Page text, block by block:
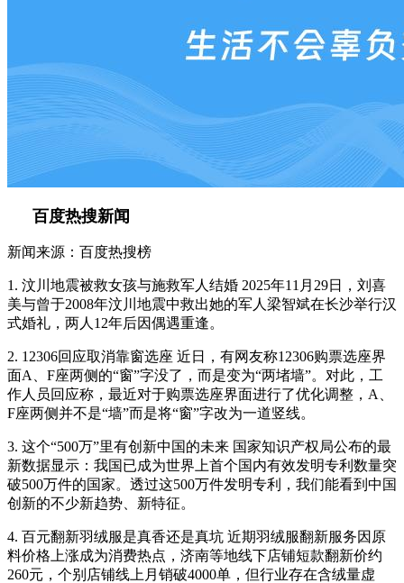
百度热搜新闻
新闻来源：百度热搜榜
1. 汶川地震被救女孩与施救军人结婚 2025年11月29日，刘喜
美与曾于2008年汶川地震中救出她的军人梁智斌在长沙举行汉
式婚礼，两人12年后因偶遇重逢。
2. 12306回应取消靠窗选座 近日，有网友称12306购票选座界
面A、F座两侧的“窗”字没了，而是变为“两堵墙”。对此，工
作人员回应称，最近对于购票选座界面进行了优化调整，A、
F座两侧并不是“墙”而是将“窗”字改为一道竖线。
3. 这个“500万”里有创新中国的未来 国家知识产权局公布的最
新数据显示：我国已成为世界上首个国内有效发明专利数量突
破500万件的国家。透过这500万件发明专利，我们能看到中国
创新的不少新趋势、新特征。
4. 百元翻新羽绒服是真香还是真坑 近期羽绒服翻新服务因原
料价格上涨成为消费热点，济南等地线下店铺短款翻新价约
260元，个别店铺线上月销破4000单，但行业存在含绒量虚